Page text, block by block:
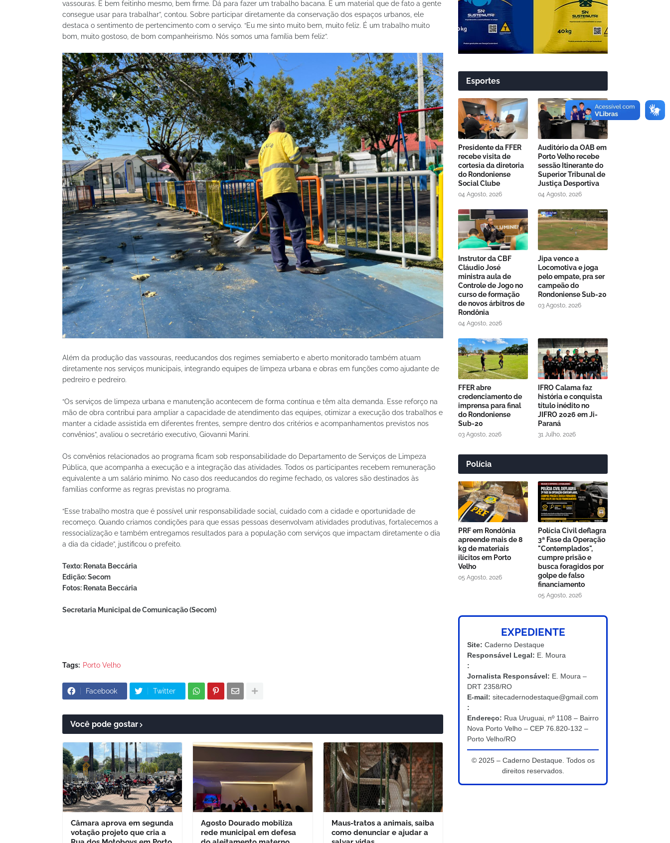
vassouras. É bem feitinho mesmo, bem firme. Dá para fazer um trabalho bacana. É um material que de fato a gente
consegue usar para trabalhar”, contou. Sobre participar diretamente da conservação dos espaços urbanos, ele
destaca o sentimento de pertencimento com o serviço. “Eu me sinto muito bem, muito feliz. É um trabalho muito
bom, muito gostoso, de bom companheirismo. Nós somos uma família bem feliz”.
Além da produção das vassouras, reeducandos dos regimes semiaberto e aberto monitorado também atuam
diretamente nos serviços municipais, integrando equipes de limpeza urbana e obras em funções como ajudante de
pedreiro e pedreiro.
“Os serviços de limpeza urbana e manutenção acontecem de forma contínua e têm alta demanda. Esse reforço na
mão de obra contribui para ampliar a capacidade de atendimento das equipes, otimizar a execução dos trabalhos e
manter a cidade assistida em diferentes frentes, sempre dentro dos critérios e acompanhamentos previstos nos
convênios”, avaliou o secretário executivo, Giovanni Marini.
Os convênios relacionados ao programa ficam sob responsabilidade do Departamento de Serviços de Limpeza
Pública, que acompanha a execução e a integração das atividades. Todos os participantes recebem remuneração
equivalente a um salário mínimo. No caso dos reeducandos do regime fechado, os valores são destinados às
famílias conforme as regras previstas no programa.
“Esse trabalho mostra que é possível unir responsabilidade social, cuidado com a cidade e oportunidade de
recomeço. Quando criamos condições para que essas pessoas desenvolvam atividades produtivas, fortalecemos a
ressocialização e também entregamos resultados para a população com serviços que impactam diretamente o dia
a dia da cidade”, justificou o prefeito.
Texto: Renata Beccária
Edição: Secom
Fotos: Renata Beccária
Secretaria Municipal de Comunicação (Secom)
Tags: Porto Velho
Facebook Twitter
Você pode gostar
Câmara aprova em segunda
votação projeto que cria a
Agosto Dourado mobiliza
rede municipal em defesa
Maus-tratos a animais, saiba
como denunciar e ajudar a
Esportes
Presidente da FFER
recebe visita de
cortesia da diretoria
do Rondoniense
Social Clube
04 Agosto, 2026
Auditório da OAB em
Porto Velho recebe
sessão Itinerante do
Superior Tribunal de
Justiça Desportiva
04 Agosto, 2026
Instrutor da CBF
Cláudio José
ministra aula de
Controle de Jogo no
curso de formação
de novos árbitros de
Rondônia
04 Agosto, 2026
Jipa vence a
Locomotiva e joga
pelo empate, pra ser
campeão do
Rondoniense Sub-20
03 Agosto, 2026
FFER abre
credenciamento de
imprensa para final
do Rondoniense
Sub-20
03 Agosto, 2026
IFRO Calama faz
história e conquista
título inédito no
JIFRO 2026 em Ji-
Paraná
31 Julho, 2026
Polícia
PRF em Rondônia
apreende mais de 8
kg de materiais
ilícitos em Porto
Velho
05 Agosto, 2026
Polícia Civil deflagra
3ª Fase da Operação
"Contemplados",
cumpre prisão e
busca foragidos por
golpe de falso
financiamento
05 Agosto, 2026
EXPEDIENTE
Site: Caderno Destaque
Responsável Legal: E. Moura
:
Jornalista Responsável: E. Moura –
DRT 2358/RO
E-mail: sitecadernodestaque@gmail.com
:
Endereço: Rua Uruguai, nº 1108 – Bairro
Nova Porto Velho – CEP 76.820-132 –
Porto Velho/RO
© 2025 – Caderno Destaque. Todos os
direitos reservados.